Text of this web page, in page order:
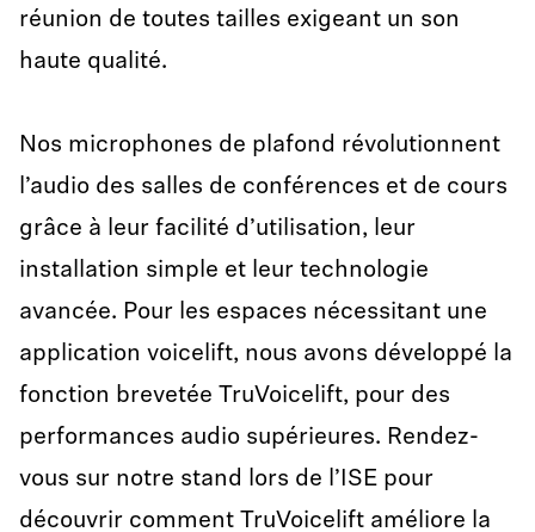
réunion de toutes tailles exigeant un son
haute qualité.
Nos microphones de plafond révolutionnent
l’audio des salles de conférences et de cours
grâce à leur facilité d’utilisation, leur
installation simple et leur technologie
avancée. Pour les espaces nécessitant une
application voicelift, nous avons développé la
fonction brevetée TruVoicelift, pour des
performances audio supérieures. Rendez-
vous sur notre stand lors de l’ISE pour
découvrir comment TruVoicelift améliore la